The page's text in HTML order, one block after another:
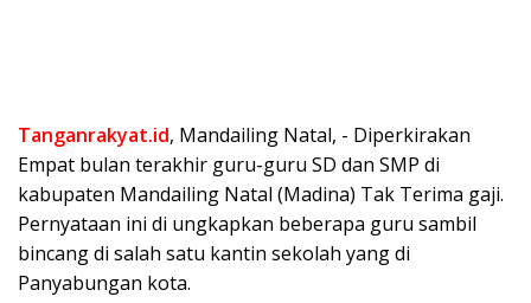
Tanganrakyat.id, Mandailing Natal, ⁠- Diperkirakan
Empat bulan terakhir guru-guru SD dan SMP di
kabupaten Mandailing Natal (Madina) Tak Terima gaji.
Pernyataan ini di ungkapkan beberapa guru sambil
bincang di salah satu kantin sekolah yang di
Panyabungan kota.